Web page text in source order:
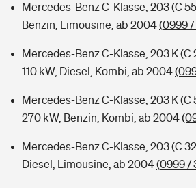
Mercedes-Benz C-Klasse, 203 (C
Benzin, Limousine, ab 2004(0999 /
Mercedes-Benz C-Klasse, 203 K (C
110 kW, Diesel, Kombi, ab 2004
Mercedes-Benz C-Klasse, 203 K (C
270 kW, Benzin, Kombi, ab 2004
Mercedes-Benz C-Klasse, 203 (C
Diesel, Limousine, ab 2004(0999 /